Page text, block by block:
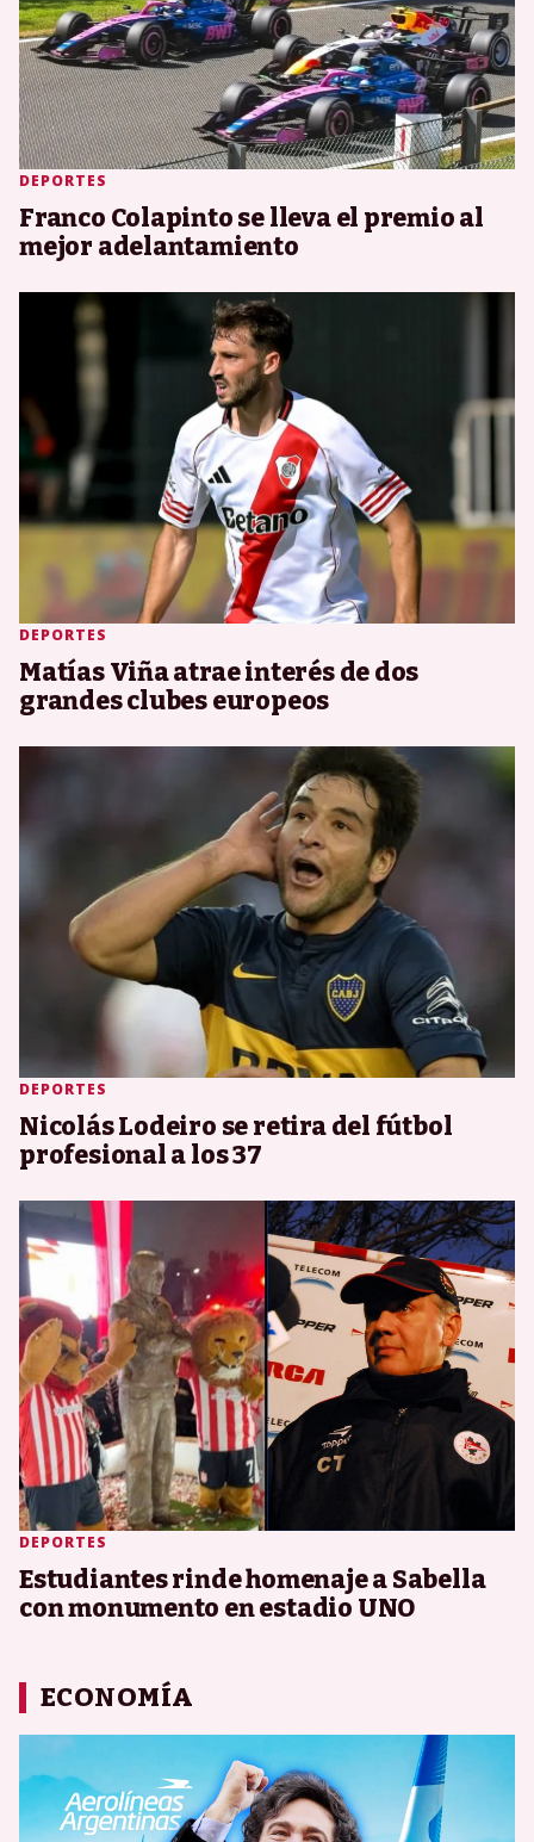
DEPORTES
Franco Colapinto se lleva el premio al
mejor adelantamiento
DEPORTES
Matías Viña atrae interés de dos
grandes clubes europeos
DEPORTES
Nicolás Lodeiro se retira del fútbol
profesional a los 37
DEPORTES
Estudiantes rinde homenaje a Sabella
con monumento en estadio UNO
ECONOMÍA